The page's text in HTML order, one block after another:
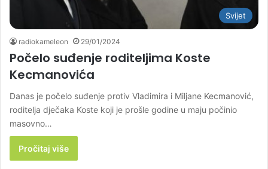
Svijet
radiokameleon 29/01/2024
Počelo suđenje roditeljima Koste
Kecmanovića
Danas je počelo suđenje protiv Vladimira i Miljane Kecmanović,
roditelja dječaka Koste koji je prošle godine u maju počinio
masovno…
Pročitaj više